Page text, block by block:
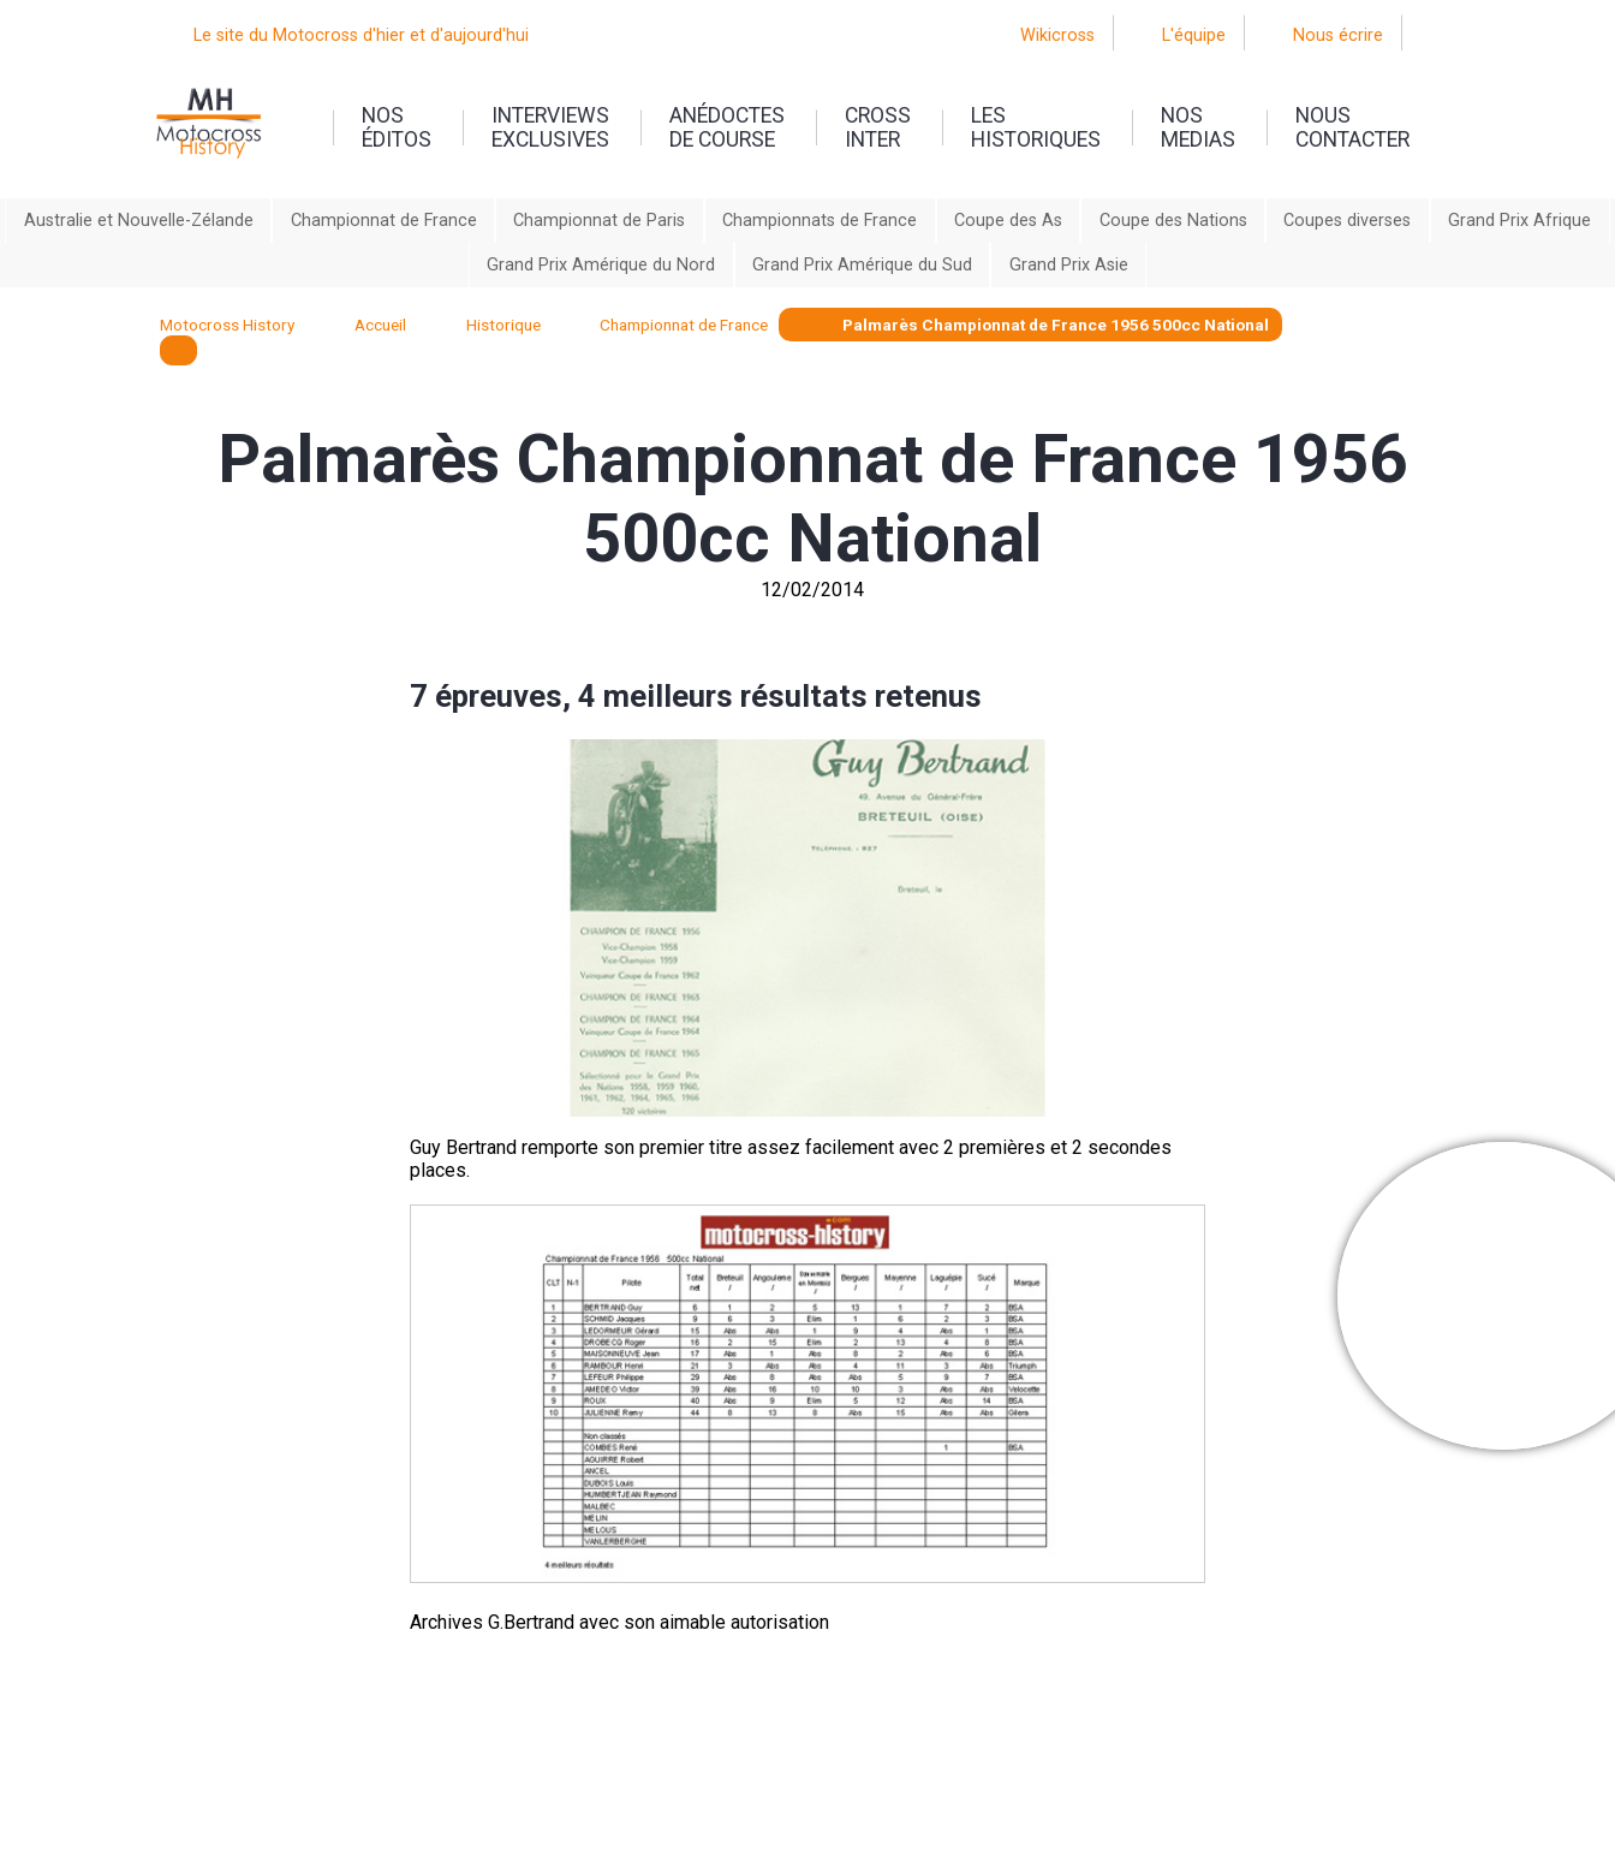
Le site du Motocross d'hier et d'aujourd'hui Wikicross L'équipe Nous écrire
NOS
ÉDITOS
INTERVIEWS
EXCLUSIVES
ANÉDOCTES
DE COURSE
CROSS
INTER
LES
HISTORIQUES
NOS
MEDIAS
NOUS
CONTACTER
Australie et Nouvelle-Zélande Championnat de France Championnat de Paris Championnats de France Coupe des As Coupe des Nations Coupes diverses Grand Prix Afrique
Grand Prix Amérique du Nord Grand Prix Amérique du Sud Grand Prix Asie
Motocross History Accueil Historique Championnat de France Palmarès Championnat de France 1956 500cc National
Palmarès Championnat de France 1956
500cc National
12/02/2014
7 épreuves, 4 meilleurs résultats retenus
Guy Bertrand remporte son premier titre assez facilement avec 2 premières et 2 secondes
places.
Archives G.Bertrand avec son aimable autorisation